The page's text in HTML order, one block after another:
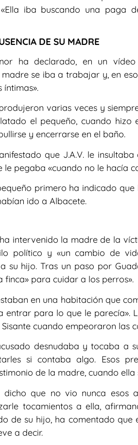
iba buscando una paga
DE SU MADRE
ha declarado, en un
se iba a trabajar y, en
íntimas».
varias veces y
el pequeño, cuando hizo
y encerrarse en el baño.
que J.A.V. le
pegaba «cuando no le hacía
primero ha indicado
ido a Albacete.
intervenido la madre de la
político y «un cambio de
su hijo. Tras un paso por
finca» para cuidar a los perros».
en una habitación que
entrar para lo que le parecía».
cuando empeoraron las
desnudaba y tocaba a
si contaba algo. Esos
de la madre, cuando
que no vio nunca esos
tocamientos a ella,
de su hijo, ha comentado
a decir.